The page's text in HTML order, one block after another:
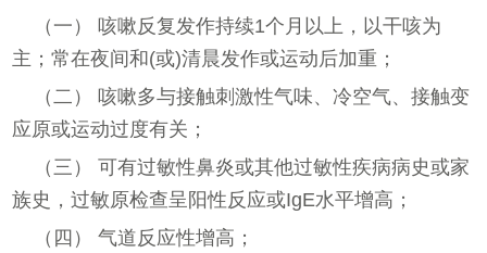
（一） 咳嗽反复发作持续1个月以上，以干咳为
主；常在夜间和(或)清晨发作或运动后加重；
（二） 咳嗽多与接触刺激性气味、冷空气、接触变
应原或运动过度有关；
（三） 可有过敏性鼻炎或其他过敏性疾病病史或家
族史，过敏原检查呈阳性反应或IgE水平增高；
（四） 气道反应性增高；